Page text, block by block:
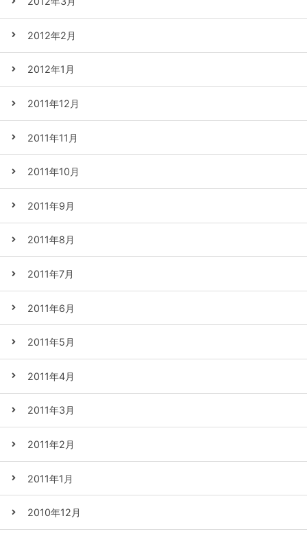
2012年2月
2012年1月
2011年12月
2011年11月
2011年10月
2011年9月
2011年8月
2011年7月
2011年6月
2011年5月
2011年4月
2011年3月
2011年2月
2011年1月
2010年12月